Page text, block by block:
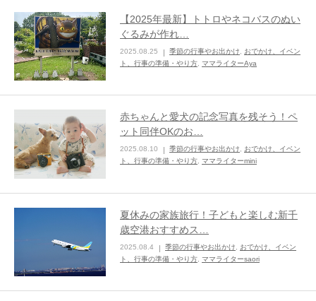
【2025年最新】トトロやネコバスのぬい
ぐるみが作れ…
2025.08.25 季節の行事やお出かけ
おでかけ、イベン
ト、行事の準備・やり方 ママライターAya
赤ちゃんと愛犬の記念写真を残そう！ペ
ット同伴OKのお…
2025.08.10 季節の行事やお出かけ
おでかけ、イベン
ト、行事の準備・やり方 ママライターmini
夏休みの家族旅行！子どもと楽しむ新千
歳空港おすすめス…
2025.08.4 季節の行事やお出かけ
おでかけ、イベン
ト、行事の準備・やり方 ママライターsaori
子育て
季節の行事やお出かけ
特集
ままてぃ編集部